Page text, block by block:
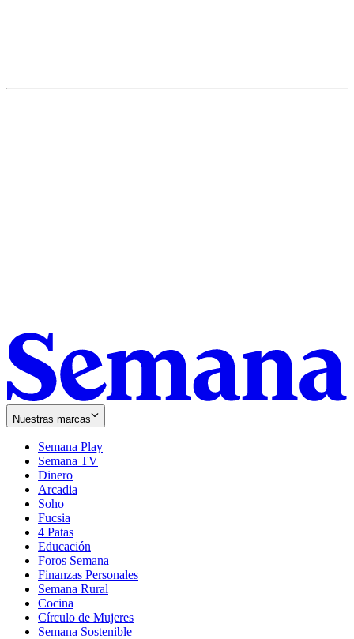
Nuestras marcas
Semana Play
Semana TV
Dinero
Arcadia
Soho
in
new
window
Fucsia
in
new
window
4 Patas
Educación
Foros Semana
Finanzas Personales
Semana Rural
Cocina
Círculo de Mujeres
Semana Sostenible